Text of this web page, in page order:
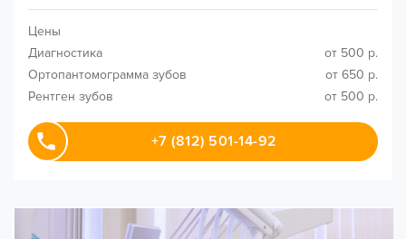
Цены
Диагностика
от 500 р.
Ортопантомограмма зубов
от 650 р.
Рентген зубов
от 500 р.
+7 (812) 501-14-92